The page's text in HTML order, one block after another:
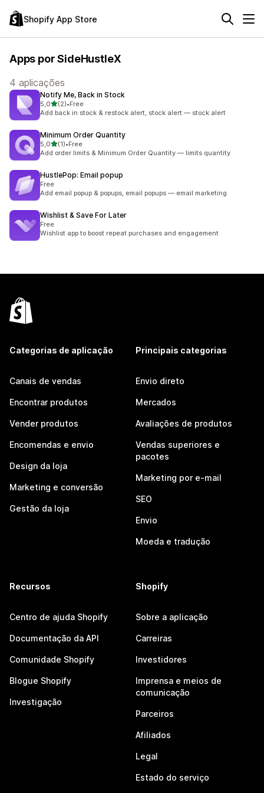
Shopify App Store
Apps por SideHustleX
4 aplicações
Notify Me, Back in Stock
5,0de 5 estrelas
(2)
2 total de avaliações
•Free
Add back in stock & restock alert, stock alert — stock alert
Minimum Order Quantity
5,0de 5 estrelas
(1)
1 total de avaliações
•Free
Add order limits & Minimum Order Quantity — limits quantity
HustlePop: Email popup
Free
Add email popup & popups, email popups — email marketing
Wishlist & Save For Later
Free
Wishlist app to boost repeat purchases and engagement
Categorias de aplicação
Canais de vendas
Encontrar produtos
Vender produtos
Encomendas e envio
Design da loja
Marketing e conversão
Gestão da loja
Principais categorias
Envio direto
Mercados
Avaliações de produtos
Vendas superiores e
pacotes
Marketing por e-mail
SEO
Envio
Moeda e tradução
Recursos
Centro de ajuda Shopify
Documentação da API
Comunidade Shopify
Blogue Shopify
Investigação
Shopify
Sobre a aplicação
Carreiras
Investidores
Imprensa e meios de
comunicação
Parceiros
Afiliados
Legal
Estado do serviço